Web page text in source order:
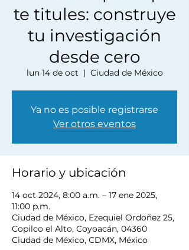
te titules: construye
tu investigación
desde cero
lun 14 de oct
  |
Ciudad de México
Ya no es posible registrarse
Ver otros eventos
Horario y ubicación
14 oct 2024, 8:00 a.m. – 17 ene 2025,
11:00 p.m.
Ciudad de México, Ezequiel Ordoñez 25,
Copilco el Alto, Coyoacán, 04360
Ciudad de México, CDMX, México